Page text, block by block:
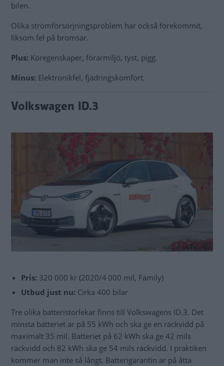
bilen.
Olika strömförsörjningsproblem har också förekommit,
liksom fel på bromsar.
Plus: Köregenskaper, förarmiljö, tyst, pigg.
Minus: Elektronikfel, fjädringskomfort.
Volkswagen ID.3
Pris: 320 000 kr (2020/4 000 mil, Family)
Utbud just nu: Cirka 400 bilar
Tre olika batteristorlekar finns till Volkswagens ID.3. Det
minsta batteriet är på 55 kWh och ska ge en räckvidd på
maximalt 35 mil. Batteriet på 62 kWh ska ge 42 mils
räckvidd och 82 kWh ska ge 54 mils räckvidd. I praktiken
kommer man inte så långt. Batterigarantin är på åtta